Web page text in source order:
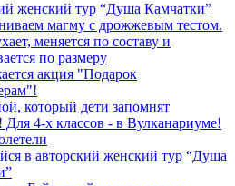
женский тур “Душа Камчатки”
магму с дрожжевым тестом.
меняется по составу и
по размеру
акция "Подарок
который дети запомнят
Для 4-х классов - в Вулканариуме!
в авторский женский тур “Душа